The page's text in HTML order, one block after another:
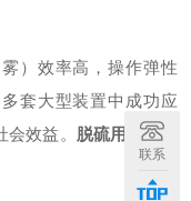
）效率高，操作弹性
套大型装置中成功应
效益。 脱硫用哪种除
联系